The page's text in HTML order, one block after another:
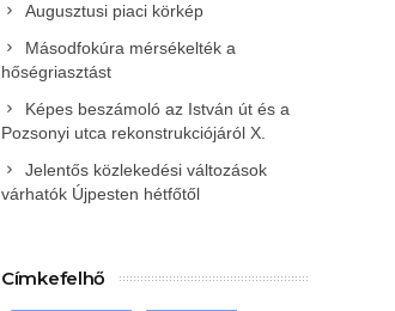
Augusztusi piaci körkép
Másodfokúra mérsékelték a
hőségriasztást
Képes beszámoló az István út és a
Pozsonyi utca rekonstrukciójáról X.
Jelentős közlekedési változások
várhatók Újpesten hétfőtől
Címkefelhő